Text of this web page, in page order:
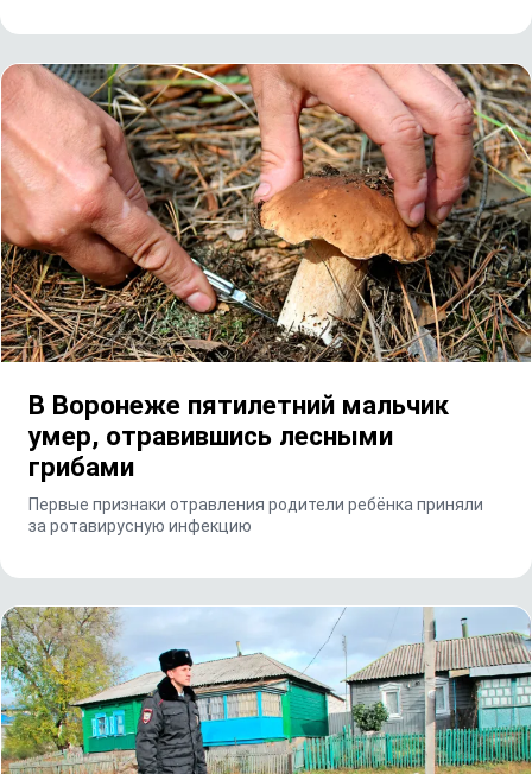
В Воронеже пятилетний мальчик
умер, отравившись лесными
грибами
Первые признаки отравления родители ребёнка приняли
за ротавирусную инфекцию